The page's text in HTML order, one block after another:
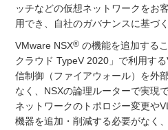
ッチなどの仮想ネットワークをお
用でき、自社のガバナンスに基づ
VMware NSX® の機能を追加する
クラウド TypeV 2020」で利用す
信制御（ファイアウォール）を外
なく、NSXの論理ルーターで実現で
ネットワークのトポロジー変更や
機器を追加・削減する必要がなく